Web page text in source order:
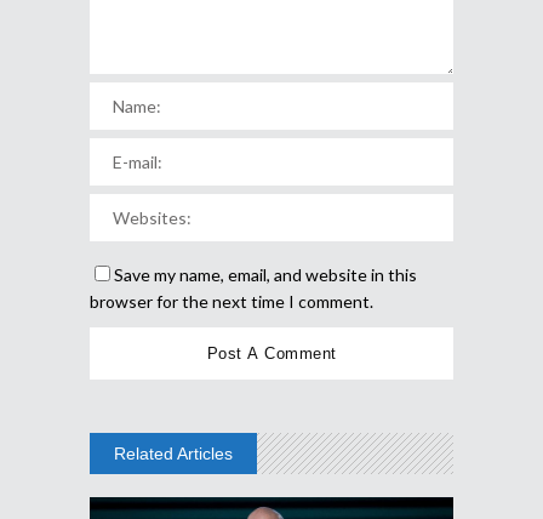
Save my name, email, and website in this
browser for the next time I comment.
Related Articles